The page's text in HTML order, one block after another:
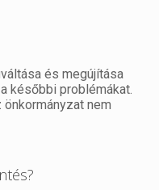
és megújítása
későbbi problémákat.
nem